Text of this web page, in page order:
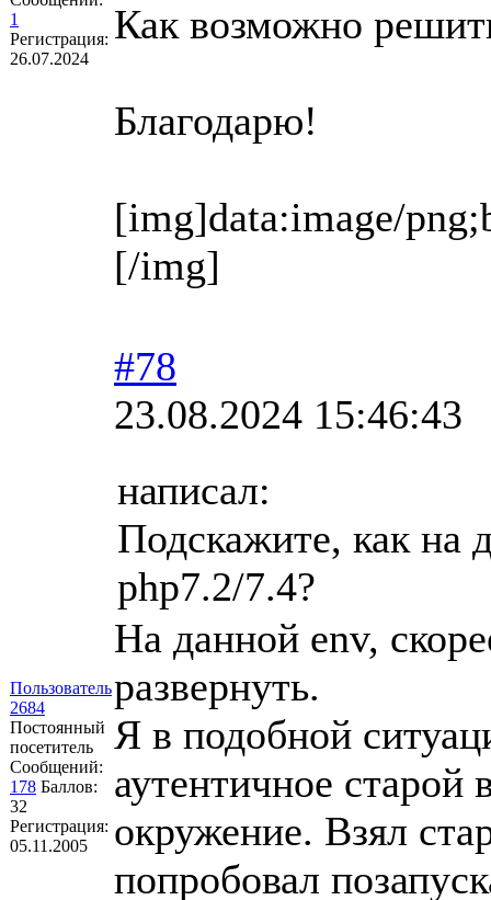
1
Регистрация:
26.07.2024
Как возможно
Благодарю!
Пользователь
2684
Постоянный
посетитель
Сообщений:
178 Баллов:
32
Регистрация:
05.11.2005
#78
23.08.2024 15:46:43
написал:
Подскажите, как на
php7.2/7.4?
На данной env,
развернуть.
Я в подобной
аутентичное старой
окружение. Взял
попробовал